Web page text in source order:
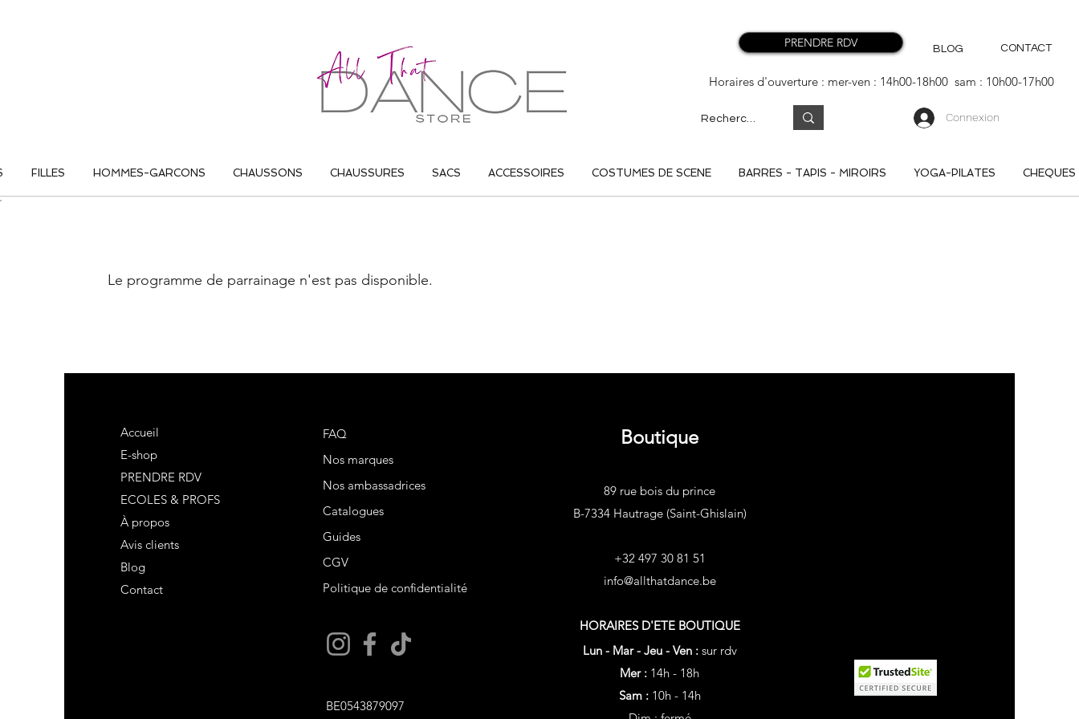
PRENDRE RDV BLOG CONTACT
Horaires d'ouverture : mer-ven : 14h00-18h00 sam : 10h00-17h00
Connexion
FILLES HOMMES-GARCONS CHAUSSONS CHAUSSURES SACS ACCESSOIRES COSTUMES DE SCENE BARRES - TAPIS - MIROIRS YOGA-PILATES CHEQUES
Le programme de parrainage n'est pas disponible.
Accueil
E-shop
PRENDRE RDV
ECOLES & PROFS
À propos
Avis clients
Blog
Contact
FAQ
Nos marques
Nos ambassadrices
Catalogues
Guides
CGV
Politique de confidentialité
BE0543879097
Boutique
89 rue bois du prince
B-7334 Hautrage (Saint-Ghislain)
+32 497 30 81 51
info@allthatdance.be
HORAIRES D'ETE BOUTIQUE
Lun - Mar - Jeu - Ven : sur rdv
Mer : 14h - 18h
Sam : 10h - 14h